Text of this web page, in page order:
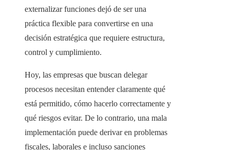
externalizar funciones dejó de ser una
práctica flexible para convertirse en una
decisión estratégica que requiere estructura,
control y cumplimiento.
Hoy, las empresas que buscan delegar
procesos necesitan entender claramente qué
está permitido, cómo hacerlo correctamente y
qué riesgos evitar. De lo contrario, una mala
implementación puede derivar en problemas
fiscales, laborales e incluso sanciones